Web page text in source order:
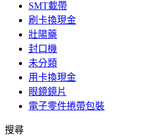
SMT載帶
刷卡換現金
壯陽藥
封口機
未分類
用卡換現金
眼鏡鏡片
電子零件捲帶包裝
搜尋